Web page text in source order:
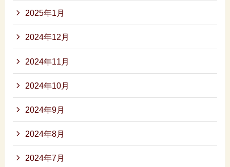
2025年1月
2024年12月
2024年11月
2024年10月
2024年9月
2024年8月
2024年7月